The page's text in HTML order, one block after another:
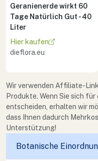
Geranienerde wirkt 60
Tage Natürlich Gut - 40
Liter
Hier kaufen
dieflora.eu
Wir verwenden Affiliate-
Produkte. Wenn Sie sich
entscheiden, erhalten wir
dass Ihnen dadurch
Unterstützung!
Botanische